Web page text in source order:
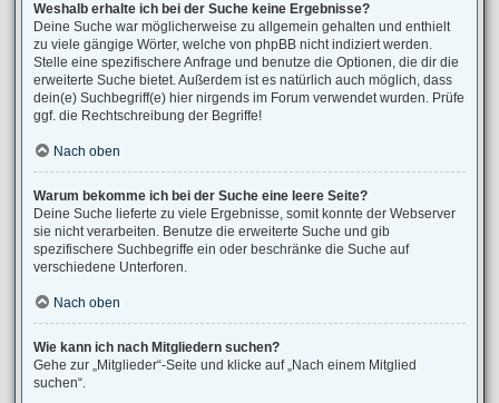
Weshalb erhalte ich bei der Suche keine Ergebnisse?
Deine Suche war möglicherweise zu allgemein gehalten und enthielt
zu viele gängige Wörter, welche von phpBB nicht indiziert werden.
Stelle eine spezifischere Anfrage und benutze die Optionen, die dir die
erweiterte Suche bietet. Außerdem ist es natürlich auch möglich, dass
dein(e) Suchbegriff(e) hier nirgends im Forum verwendet wurden. Prüfe
ggf. die Rechtschreibung der Begriffe!
Nach oben
Warum bekomme ich bei der Suche eine leere Seite?
Deine Suche lieferte zu viele Ergebnisse, somit konnte der Webserver
sie nicht verarbeiten. Benutze die erweiterte Suche und gib
spezifischere Suchbegriffe ein oder beschränke die Suche auf
verschiedene Unterforen.
Nach oben
Wie kann ich nach Mitgliedern suchen?
Gehe zur „Mitglieder“-Seite und klicke auf „Nach einem Mitglied
suchen“.